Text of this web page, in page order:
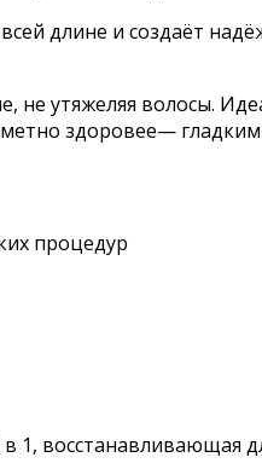
длине и создаёт
не утяжеляя волосы.
здоровее—
процедур
в 1, восстанавливающая